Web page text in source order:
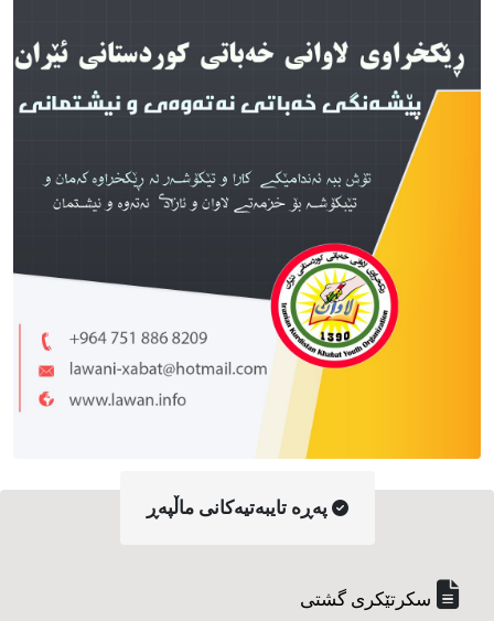
په‌ڕه‌ تایبه‌تیه‌کانی ماڵپه‌ڕ
سکرتێکری گشتی